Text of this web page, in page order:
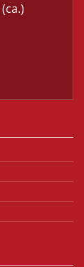
(ca.)